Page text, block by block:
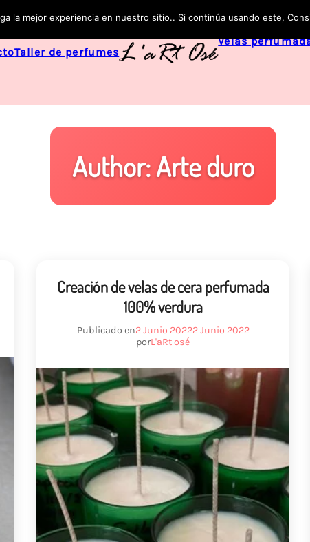
Taller de perfumes
Velas
Author:Arte duro
Creación de velas de cera perfumada
100% verdura
Publicado en2 Junio 20222 Junio 2022
porL'aRt osé
la mejor experiencia en nuestro sitio.. Si continúa usando este,